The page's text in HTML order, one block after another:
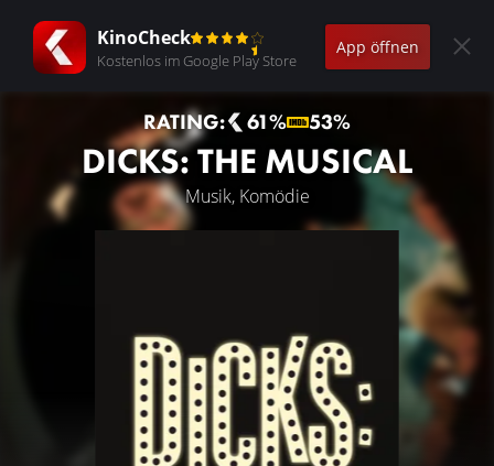
KinoCheck
Kostenlos im Google Play Store
App öffnen
RATING: 61% 53%
DICKS: THE MUSICAL
Musik, Komödie